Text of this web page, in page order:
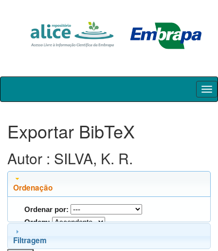
Skip
Exportar BibTeX
Autor : SILVA, K. R.
Ordenação
Ordenar por:
Ordem:
Filtragem